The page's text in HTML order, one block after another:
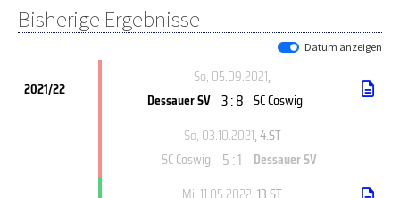
Bisherige Ergebnisse
Datum anzeigen
2021/22
So, 05.09.2021,
Dessauer SV 3 : 8 SC Coswig
So, 03.10.2021, 4.ST
SC Coswig 5 : 1 Dessauer SV